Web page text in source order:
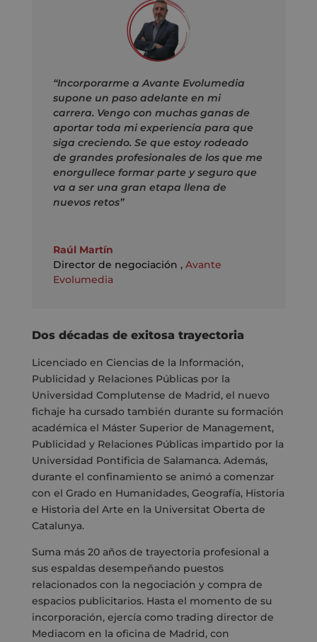
“Incorporarme a Avante Evolumedia
supone un paso adelante en mi
carrera. Vengo con muchas ganas de
aportar toda mi experiencia para que
siga creciendo. Se que estoy rodeado
de grandes profesionales de los que me
enorgullece formar parte y seguro que
va a ser una gran etapa llena de
nuevos retos”
Raúl Martín
Director de negociación , Avante
Evolumedia
Dos décadas de exitosa trayectoria
Licenciado en Ciencias de la Información,
Publicidad y Relaciones Públicas por la
Universidad Complutense de Madrid, el nuevo
fichaje ha cursado también durante su formación
académica el Máster Superior de Management,
Publicidad y Relaciones Públicas impartido por la
Universidad Pontificia de Salamanca. Además,
durante el confinamiento se animó a comenzar
con el Grado en Humanidades, Geografía, Historia
e Historia del Arte en la Universitat Oberta de
Catalunya.
Suma más 20 años de trayectoria profesional a
sus espaldas desempeñando puestos
relacionados con la negociación y compra de
espacios publicitarios. Hasta el momento de su
incorporación, ejercía como trading director de
Mediacom en la oficina de Madrid, con